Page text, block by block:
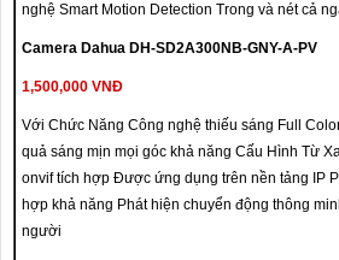
nghệ Smart Motion Detection Trong và nét cả
Camera Dahua DH-SD2A300NB-GNY-A-PV
1,500,000 VNĐ
Với Chức Năng Công nghệ thiếu sáng Full
quả sáng mịn mọi góc khả năng Cấu Hình Từ
onvif tích hợp Được ứng dụng trên nền tảng IP
hợp khả năng Phát hiện chuyển động thông
người